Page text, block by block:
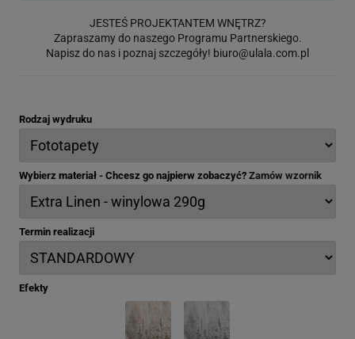
JESTEŚ PROJEKTANTEM WNĘTRZ?
Zapraszamy do naszego Programu Partnerskiego.
Napisz do nas i poznaj szczegóły! biuro@ulala.com.pl
Rodzaj wydruku
Wybierz materiał - Chcesz go najpierw zobaczyć? Zamów wzornik
Termin realizacji
Efekty